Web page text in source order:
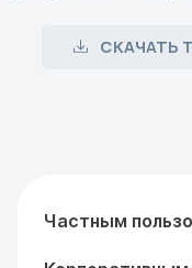
СКАЧАТЬ
Частным